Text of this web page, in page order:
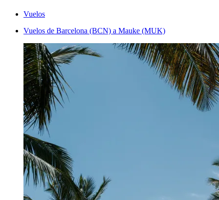
Vuelos
Vuelos de Barcelona (BCN) a Mauke (MUK)